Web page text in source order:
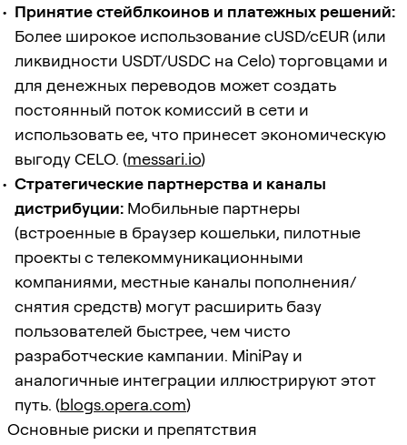
Принятие стейблкоинов и платежных решений:
Более широкое использование cUSD/cEUR (или
ликвидности USDT/USDC на Celo) торговцами и
для денежных переводов может создать
постоянный поток комиссий в сети и
использовать ее, что принесет экономическую
выгоду CELO. (messari.io)
Стратегические партнерства и каналы
дистрибуции: Мобильные партнеры
(встроенные в браузер кошельки, пилотные
проекты с телекоммуникационными
компаниями, местные каналы пополнения/
снятия средств) могут расширить базу
пользователей быстрее, чем чисто
разработческие кампании. MiniPay и
аналогичные интеграции иллюстрируют этот
путь. (blogs.opera.com)
Основные риски и препятствия